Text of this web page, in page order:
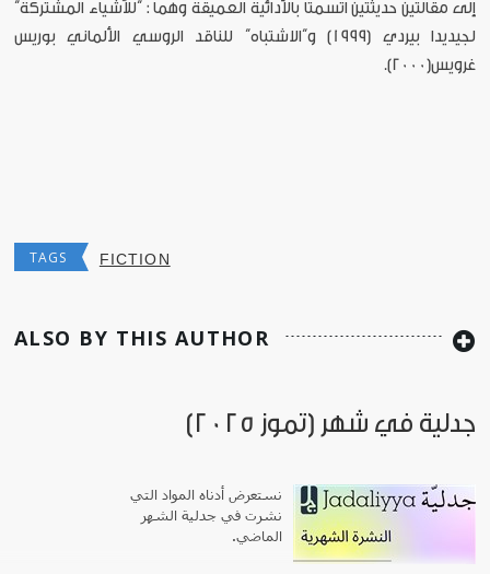
إلى مقالتين حديثتين اتسمتا بالأدائية العميقة وهما : “للأشياء المشتركة”
لجيديدا بيردي (1999) و”الاشتباه” للناقد الروسي الألماني بوريس
غرويس(2000).
TAGS FICTION
ALSO BY THIS AUTHOR
جدلية في شهر (تموز 2025)
نستعرض أدناه المواد التي
نشرت في جدلية الشهر
الماضي.